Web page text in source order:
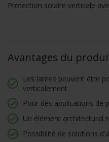
Protection solaire verticale
Avantages du
Les lames peuvent être
verticalement
Pour des applications de
Un élément architectural
Possibilité de solutions